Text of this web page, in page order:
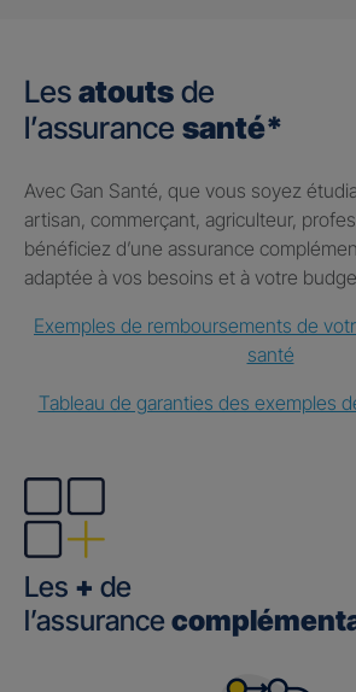
Les atouts de
l’assurance santé*
Avec Gan Santé, que vous soyez
artisan, commerçant, agriculteur,
bénéficiez d’une assurance
adaptée à vos besoins et à votre
Exemples de remboursements de
santé
Tableau de garanties des exemples
Les + de
l’assurance